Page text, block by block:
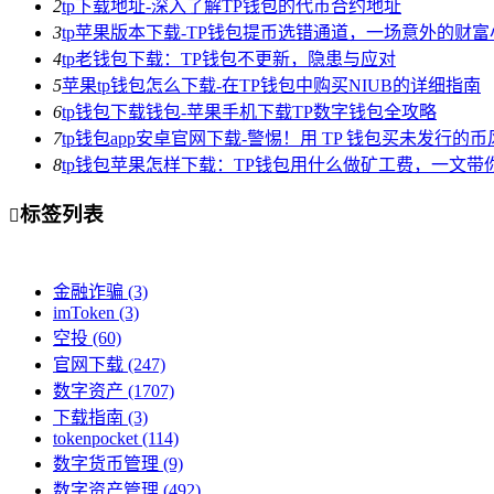
2tp下载地址-深入了解TP钱包的代币合约地址
3tp苹果版本下载-TP钱包提币选错通道，一场意外的财富
4tp老钱包下载：TP钱包不更新，隐患与应对
5苹果tp钱包怎么下载-在TP钱包中购买NIUB的详细指南
6tp钱包下载钱包-苹果手机下载TP数字钱包全攻略
7tp钱包app安卓官网下载-警惕！用 TP 钱包买未发行的币
8tp钱包苹果怎样下载：TP钱包用什么做矿工费，一文带
标签列表
金融诈骗 (3)
imToken (3)
空投 (60)
官网下载 (247)
数字资产 (1707)
下载指南 (3)
tokenpocket (114)
数字货币管理 (9)
数字资产管理 (492)